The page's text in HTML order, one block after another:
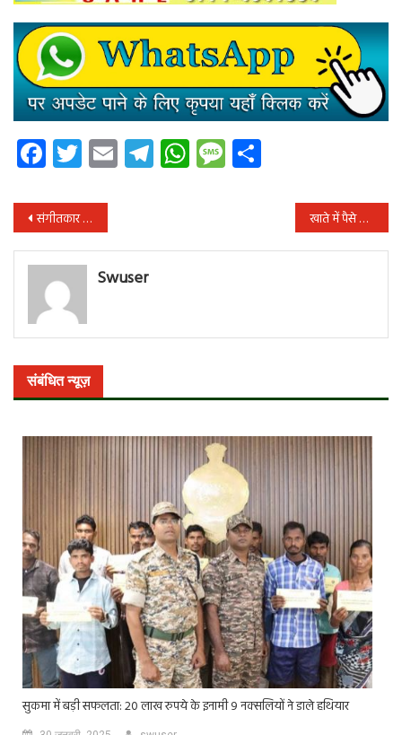
Facebook
Twitter
EmailTelegram
WhatsApp
Message
पोस्ट
नेविगेशन
संगीतकार और एक्टर नितिन दुबे के नए गीत “रायगढ़ वाला राजा 2” ने तोड़े रिकॉर्ड खाते में पैसे समायोजन को लेकर हुआ विवाद, बैंक कर्मचारी को बंधक बनाकर की पिटाई
Swuser
संबंधित न्यूज़
सुकमा में बड़ी सफलता: 20 लाख रुपये के इनामी 9 नक्सलियों ने डाले हथियार